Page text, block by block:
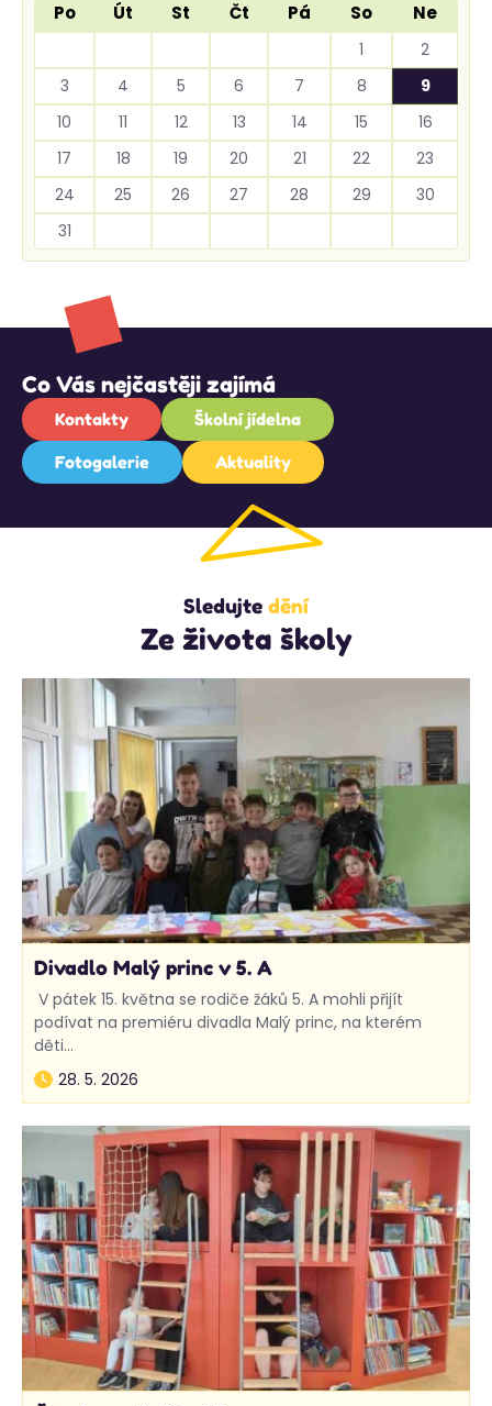
Po Út St Čt Pá So Ne
1
2
3
4 5 6 7 8
9
10
11 12 13 14 15
16
17
18 19 20 21 22
23
24
25 26 27 28 29
30
31
Co Vás nejčastěji zajímá
Kontakty Školní jídelna
Fotogalerie Aktuality
Sledujte dění
Ze života školy
Divadlo Malý princ v 5. A
V pátek 15. května se rodiče žáků 5. A mohli přijít
podívat na premiéru divadla Malý princ, na kterém
děti…
28. 5. 2026